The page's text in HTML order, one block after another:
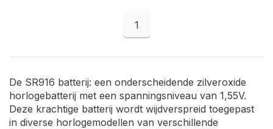
1
De SR916 batterij: een onderscheidende zilveroxide
horlogebatterij met een spanningsniveau van 1,55V.
Deze krachtige batterij wordt wijdverspreid toegepast
in diverse horlogemodellen van verschillende